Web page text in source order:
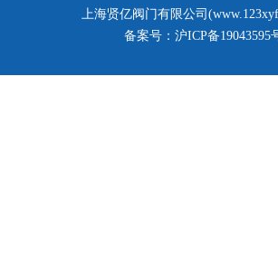
上海贤亿阀门有限公司
备案号： 沪ICP备19043595